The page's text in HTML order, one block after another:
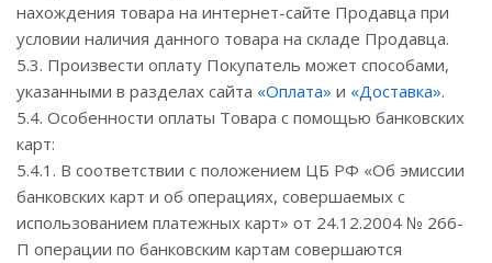
нахождения товара на интернет-сайте Продавца при
условии наличия данного товара на складе Продавца.
5.3. Произвести оплату Покупатель может способами,
указанными в разделах сайта «Оплата» и «Доставка».
5.4. Особенности оплаты Товара с помощью банковских
карт:
5.4.1. В соответствии с положением ЦБ РФ «Об эмиссии
банковских карт и об операциях, совершаемых с
использованием платежных карт» от 24.12.2004 № 266-
П операции по банковским картам совершаются